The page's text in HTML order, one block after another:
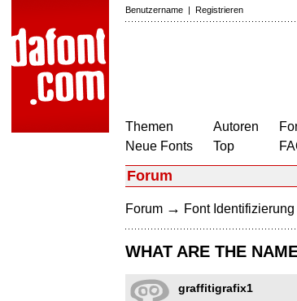
Benutzername | Registrieren
Themen
Neue Fonts
Autoren
Top
Forum
Forum → Font Identifizierung
WHAT ARE THE
graffitigrafix1